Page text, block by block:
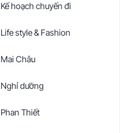
Kế hoạch chuyến đi
Life style & Fashion
Mai Châu
Nghỉ dưỡng
Phan Thiết